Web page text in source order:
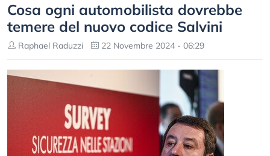
Cosa ogni automobilista dovrebbe
temere del nuovo codice Salvini
Raphael Raduzzi 22 Novembre 2024 - 06:29